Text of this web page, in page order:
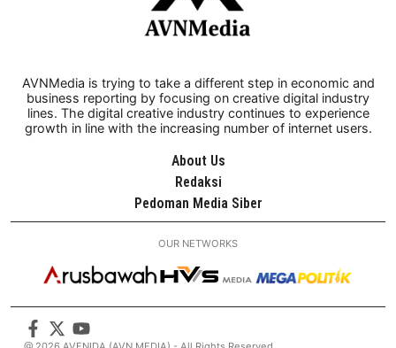
AVNMedia is trying to take a different step in economic and
business reporting by focusing on creative digital industry
lines. The digital creative industry continues to experience
growth in line with the increasing number of internet users.
About Us
Redaksi
Pedoman Media Siber
OUR NETWORKS